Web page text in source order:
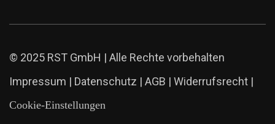
© 2025 RST GmbH | Alle Rechte vorbehalten
Impressum | Datenschutz | AGB | Widerrufsrecht |
Cookie-Einstellungen